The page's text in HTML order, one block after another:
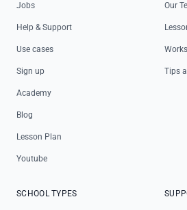
Jobs
Help & Support
Use cases
Sign up
Academy
Blog
Lesson Plan
Youtube
Our
Tips
SCHOOL TYPES